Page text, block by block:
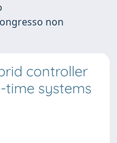
non
controller
systems